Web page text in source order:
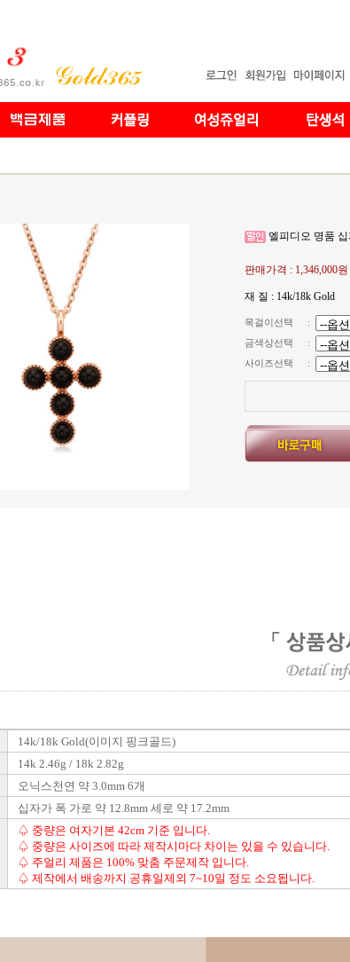
엘피디오 명품 십
판매가격 : 1,346,000원
재 질 : 14k/18k Gold
목걸이선택
:
금색상선택
:
사이즈선택
:
14k/18k Gold(이미지 핑크골드)
14k 2.46g / 18k 2.82g
오닉스천연 약 3.0mm 6개
십자가 폭 가로 약 12.8mm 세로 약 17.2mm
♤ 중량은 여자기본 42cm 기준 입니다.
♤ 중량은 사이즈에 따라 제작시마다 차이는 있을 수 있습니다.
♤ 주얼리 제품은 100% 맞춤 주문제작 입니다.
♤ 제작에서 배송까지 공휴일제외 7~10일 정도 소요됩니다.